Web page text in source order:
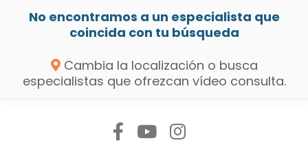
No encontramos a un especialista que
coincida con tu búsqueda
Cambia la localización o busca
especialistas que ofrezcan vídeo consulta.